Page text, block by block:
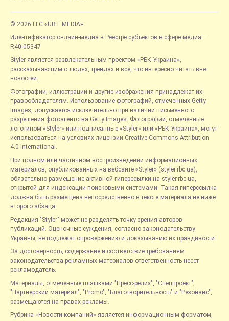
© 2026 LLC «UBT MEDIA»
Идентификатор онлайн-медиа в Реестре субъектов в сфере медиа —
R40-05347
Styler является развлекательным проектом «РБК-Украина»,
рассказывающим о людях, трендах и всё, что интересно читать вне
новостей.
Фотографии, иллюстрации и другие изображения принадлежат их
правообладателям. Использование фотографий, отмеченных Getty
Images, допускается исключительно при наличии письменного
разрешения фотоагентства Getty Images. Фотографии, отмеченные
логотипом «Styler» или подписанные «Styler» или «РБК-Украина», могут
использоваться на условиях лицензии Creative Commons Attribution
4.0 International.
При полном или частичном воспроизведении информационных
материалов, опубликованных на вебсайте «Styler» (styler.rbc.ua),
обязательно размещение активной гиперссылки на styler.rbc.ua,
открытой для индексации поисковыми системами. Такая гиперссылка
должна быть размещена непосредственно в тексте материала не ниже
второго абзаца.
Редакция "Styler" может не разделять точку зрения авторов
публикаций. Оценочные суждения, согласно законодательству
Украины, не подлежат опровержению и доказыванию их правдивости.
За достоверность, содержание и соответствие требованиям
законодательства рекламных материалов ответственность несет
рекламодатель.
Материалы, отмеченные плашками "Пресс-релиз", "Спецпроект",
"Партнерский материал", "Promo", "Благотворительность" и "Резонанс",
размещаются на правах рекламы.
Рубрика «Новости компаний» является информационным форматом,